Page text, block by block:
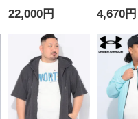
STORM 裏メッシ
ュ フルジップ
LEGACY
WINDBREAKER
アウター ブルゾン
パーカー スポーツ
切り替え フード
大きいサイズ メン
ズ
22,000円
ゴプリ
ップ パ
ンズ ト
ーカー
ップ ダ
スウェ
4,670円